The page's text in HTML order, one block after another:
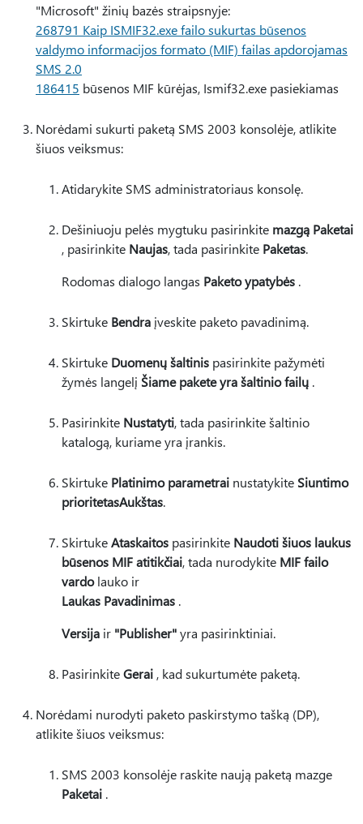
"Microsoft" žinių bazės straipsnyje:
268791 Kaip ISMIF32.exe failo sukurtas būsenos
valdymo informacijos formato (MIF) failas apdorojamas
SMS 2.0
186415 būsenos MIF kūrėjas, Ismif32.exe pasiekiamas
Norėdami sukurti paketą SMS 2003 konsolėje, atlikite
šiuos veiksmus:
Atidarykite SMS administratoriaus konsolę.
Dešiniuoju pelės mygtuku pasirinkite mazgą Paketai
, pasirinkite Naujas, tada pasirinkite Paketas.
Rodomas dialogo langas Paketo ypatybės .
Skirtuke Bendra įveskite paketo pavadinimą.
Skirtuke Duomenų šaltinis pasirinkite pažymėti
žymės langelį Šiame pakete yra šaltinio failų .
Pasirinkite Nustatyti, tada pasirinkite šaltinio
katalogą, kuriame yra įrankis.
Skirtuke Platinimo parametrai nustatykite Siuntimo
prioritetasAukštas.
SkirtukeAtaskaitos pasirinkite Naudoti šiuos laukus
būsenos MIF atitikčiai, tada nurodykite MIF failo
vardolauko ir
Laukas Pavadinimas .
Versija ir "Publisher"yra pasirinktiniai.
PasirinkiteGerai , kad sukurtumėte paketą.
Norėdami nurodyti paketo paskirstymo tašką (DP),
atlikite šiuos veiksmus:
SMS 2003 konsolėje raskite naują paketą mazge
Paketai .